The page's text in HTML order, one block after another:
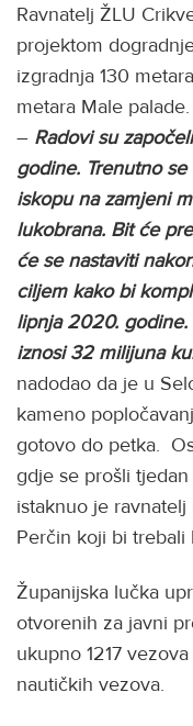
Ravnatelj ŽLU
projektom
izgradnja 130
metara Male palade.
– Radovi su
godine. Trenutno
iskopu na zamjeni
lukobrana. Bit će
će se nastaviti
ciljem kako bi
lipnja 2020.
iznosi 32 milijuna
nadodao da je u
kameno
gotovo do petka.
gdje se prošli
istaknuo je
Perčin koji bi
Županijska lučka
otvorenih za javni
ukupno 1217
nautičkih vezova.